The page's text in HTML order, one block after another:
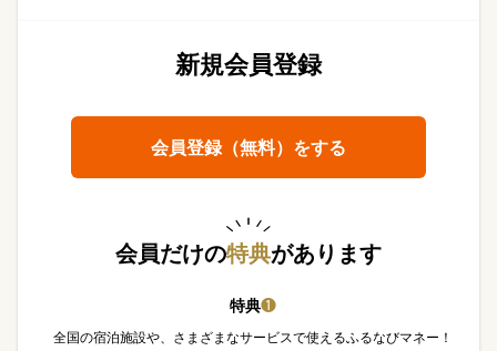
新規会員登録
会員登録（無料）をする
会員だけの特典があります
特典❶
全国の宿泊施設や、さまざまなサービスで使えるふるなびマネー！